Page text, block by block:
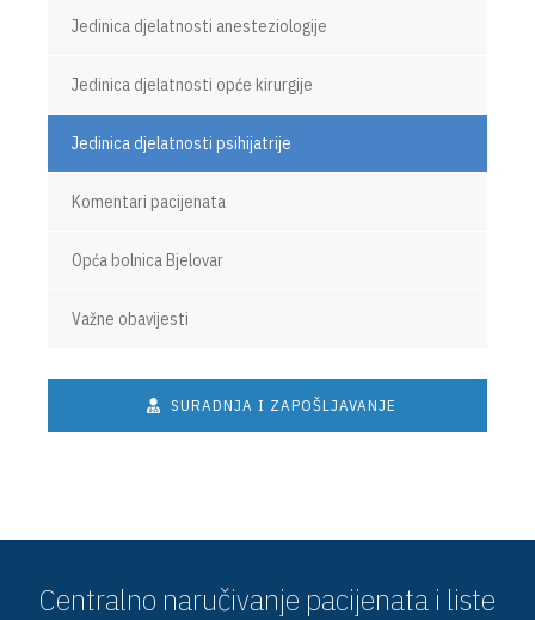
Jedinica djelatnosti anesteziologije
Jedinica djelatnosti opće kirurgije
Jedinica djelatnosti psihijatrije
Komentari pacijenata
Opća bolnica Bjelovar
Važne obavijesti
SURADNJA I ZAPOŠLJAVANJE
Centralno naručivanje pacijenata i liste